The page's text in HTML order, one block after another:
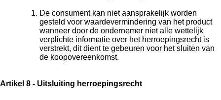
De consument kan niet aansprakelijk worden
gesteld voor waardevermindering van het product
wanneer door de ondernemer niet alle wettelijk
verplichte informatie over het herroepingsrecht is
verstrekt, dit dient te gebeuren voor het sluiten van
de koopovereenkomst.
Artikel 8 - Uitsluiting herroepingsrecht